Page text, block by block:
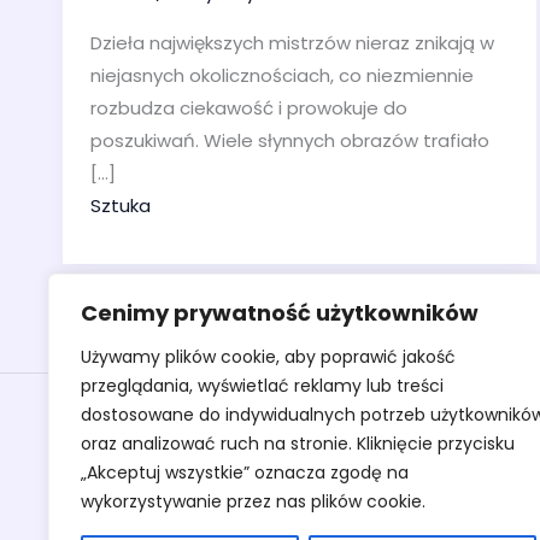
Cenimy prywatność użytkowników
Używamy plików cookie, aby poprawić jakość
przeglądania, wyświetlać reklamy lub treści
dostosowane do indywidualnych potrzeb
oraz analizować ruch na stronie. Kliknięcie przycisku
„Akceptuj wszystkie” oznacza zgodę na
wykorzystywanie przez nas plików cookie.
Dzieła największych mistrzów nieraz znikają w
niejasnych okolicznościach, co niezmiennie
rozbudza ciekawość i prowokuje do
poszukiwań. Wiele słynnych obrazów trafiało
[…]
Sztuka
Obrazy
Rzeźby
Sztuka
Warsztaty